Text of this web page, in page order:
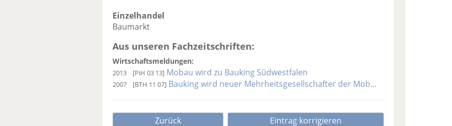
Einzelhandel
Baumarkt
Aus unseren Fachzeitschriften:
Wirtschaftsmeldungen:
2013 [PiH 03 13] Mobau wird zu Bauking Südwestfalen
2007 [BTH 11 07] Bauking wird neuer Mehrheitsgesellschafter der Mob...
Zurück Eintrag korrigieren